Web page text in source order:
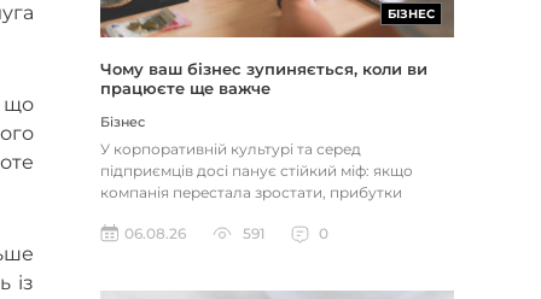
що
із
БІЗНЕС
Чому ваш бізнес зупиняється, коли ви
працюєте ще важче
Бізнес
У корпоративній культурі та серед
підприємців досі панує стійкий міф: якщо
компанія перестала зростати, прибутки
06.08.26
591 0